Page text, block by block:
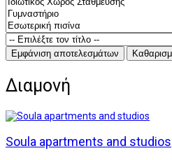
Διαμονή
Soula apartments and studios